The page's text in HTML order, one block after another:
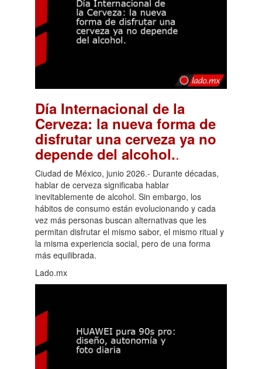
Día Internacional de la
Cerveza: la nueva forma de
disfrutar una cerveza ya no
depende del alcohol..
Ciudad de México, junio 2026.- Durante décadas,
hablar de cerveza significaba hablar
inevitablemente de alcohol. Sin embargo, los
hábitos de consumo están evolucionando y cada
vez más personas buscan alternativas que les
permitan disfrutar el mismo sabor, el mismo ritual y
la misma experiencia social, pero de una forma
más equilibrada.
Lado.mx